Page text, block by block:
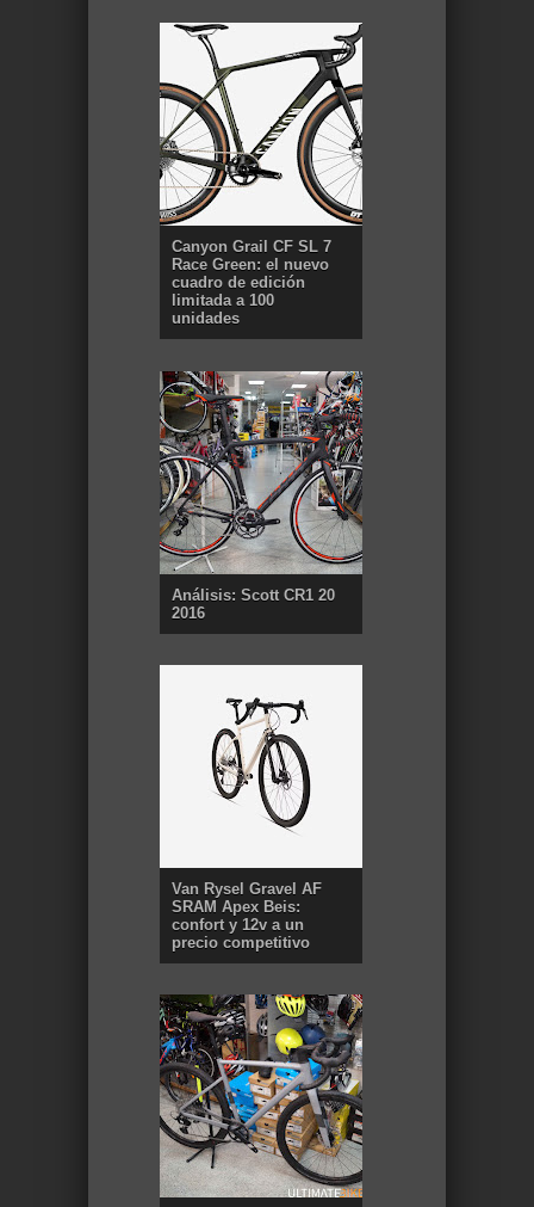
Canyon Grail CF SL 7
Race Green: el nuevo
cuadro de edición
limitada a 100
unidades
Análisis: Scott CR1 20
2016
Van Rysel Gravel AF
SRAM Apex Beis:
confort y 12v a un
precio competitivo